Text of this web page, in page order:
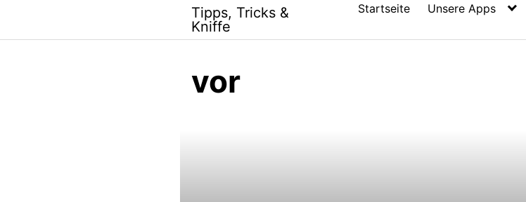
content
Tipps, Tricks &
Kniffe
Startseite Unsere Apps
vor